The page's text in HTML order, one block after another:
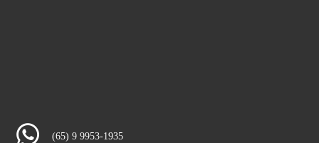
(65) 9 9953-1935